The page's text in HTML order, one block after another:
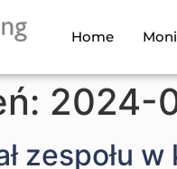
Home
2024-
zespołu